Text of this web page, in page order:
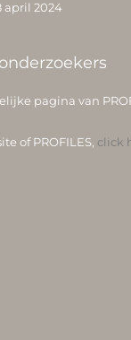
april 2024
pagina van
of PROFILES, click